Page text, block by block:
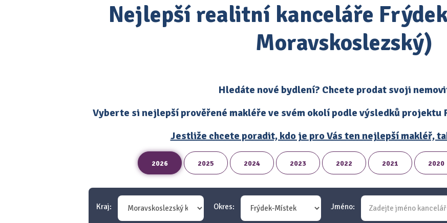
Nejlepší realitní kanceláře
Moravskoslezský)
Hledáte nové bydlení? Chcete prodat svoji
Vyberte si nejlepší prověřené makléře ve svém okolí podle výsledků projektu
Jestliže chcete poradit, kdo je pro Vás ten nejlepší makléř,
2026 2025 2024 2023 2022 2021 2020
Kraj: Okres: Jméno: